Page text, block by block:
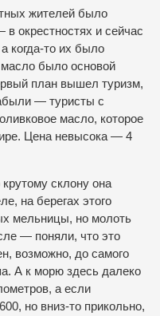
жителей было
в окрестностях и сейчас
когда-то их было
было основой
план вышел туризм,
— туристы с
масло, которое
Цена невысока — 4
склону она
на берегах этого
мельницы, но молоть
— поняли, что это
возможно, до самого
А к морю здесь далеко
а если
но вниз-то прикольно,